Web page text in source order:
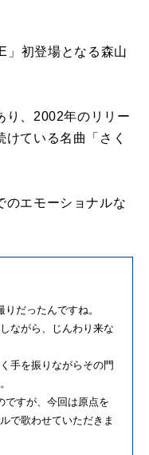
」初登場となる森山
り、2002年のリリー
ている名曲「さく
のエモーショナルな
だったんですね。
ながら、じんわり来な
手を振りながらその門
ですが、今回は原点を
で歌わせていただきま